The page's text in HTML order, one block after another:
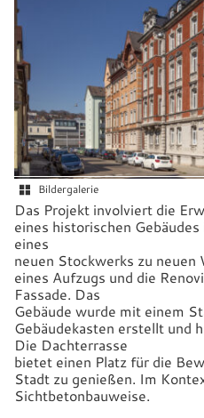
Bildergalerie
Das Projekt involviert die
eines historischen
eines
neuen Stockwerks zu neuen
eines Aufzugs und die
Fassade. Das
Gebäude wurde mit einem
Gebäudekasten erstellt und
Die Dachterrasse
bietet einen Platz für die
Stadt zu genießen. Im
Sichtbetonbauweise.